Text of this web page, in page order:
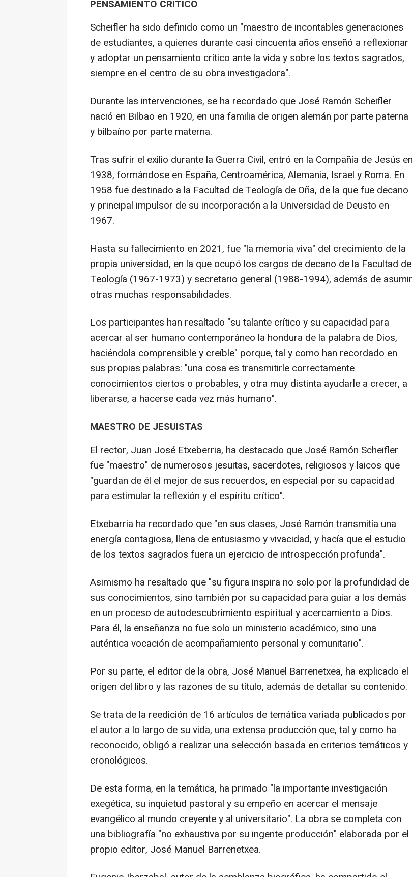
PENSAMIENTO CRÍTICO
Scheifler ha sido definido como un "maestro de incontables generaciones
de estudiantes, a quienes durante casi cincuenta años enseñó a reflexionar
y adoptar un pensamiento crítico ante la vida y sobre los textos sagrados,
siempre en el centro de su obra investigadora".
Durante las intervenciones, se ha recordado que José Ramón Scheifler
nació en Bilbao en 1920, en una familia de origen alemán por parte paterna
y bilbaíno por parte materna.
Tras sufrir el exilio durante la Guerra Civil, entró en la Compañía de Jesús en
1938, formándose en España, Centroamérica, Alemania, Israel y Roma. En
1958 fue destinado a la Facultad de Teología de Oña, de la que fue decano
y principal impulsor de su incorporación a la Universidad de Deusto en
1967.
Hasta su fallecimiento en 2021, fue "la memoria viva" del crecimiento de la
propia universidad, en la que ocupó los cargos de decano de la Facultad de
Teología (1967-1973) y secretario general (1988-1994), además de asumir
otras muchas responsabilidades.
Los participantes han resaltado "su talante crítico y su capacidad para
acercar al ser humano contemporáneo la hondura de la palabra de Dios,
haciéndola comprensible y creíble" porque, tal y como han recordado en
sus propias palabras: "una cosa es transmitirle correctamente
conocimientos ciertos o probables, y otra muy distinta ayudarle a crecer, a
liberarse, a hacerse cada vez más humano".
MAESTRO DE JESUISTAS
El rector, Juan José Etxeberria, ha destacado que José Ramón Scheifler
fue "maestro" de numerosos jesuitas, sacerdotes, religiosos y laicos que
"guardan de él el mejor de sus recuerdos, en especial por su capacidad
para estimular la reflexión y el espíritu crítico".
Etxebarria ha recordado que "en sus clases, José Ramón transmitía una
energía contagiosa, llena de entusiasmo y vivacidad, y hacía que el estudio
de los textos sagrados fuera un ejercicio de introspección profunda".
Asimismo ha resaltado que "su figura inspira no solo por la profundidad de
sus conocimientos, sino también por su capacidad para guiar a los demás
en un proceso de autodescubrimiento espiritual y acercamiento a Dios.
Para él, la enseñanza no fue solo un ministerio académico, sino una
auténtica vocación de acompañamiento personal y comunitario".
Por su parte, el editor de la obra, José Manuel Barrenetxea, ha explicado el
origen del libro y las razones de su título, además de detallar su contenido.
Se trata de la reedición de 16 artículos de temática variada publicados por
el autor a lo largo de su vida, una extensa producción que, tal y como ha
reconocido, obligó a realizar una selección basada en criterios temáticos y
cronológicos.
De esta forma, en la temática, ha primado "la importante investigación
exegética, su inquietud pastoral y su empeño en acercar el mensaje
evangélico al mundo creyente y al universitario". La obra se completa con
una bibliografía "no exhaustiva por su ingente producción" elaborada por el
propio editor, José Manuel Barrenetxea.